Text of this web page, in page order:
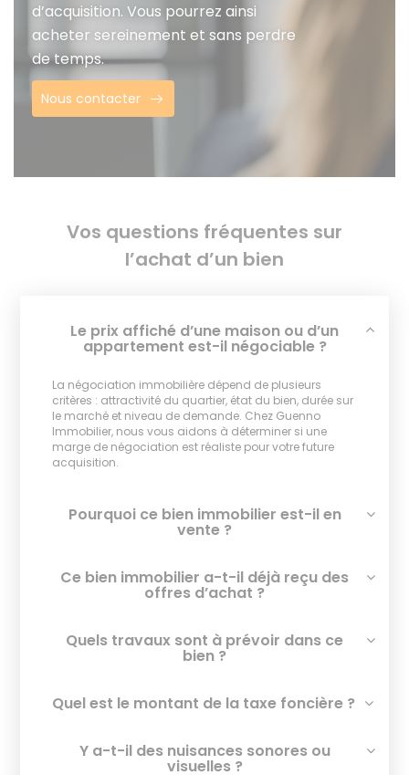
d’acquisition. Vous pourrez ainsi
acheter sereinement et sans perdre
de temps.
Nous contacter
Vos questions fréquentes sur
l’achat d’un bien
Le prix affiché d’une maison ou d’un
appartement est-il négociable ?
La négociation immobilière dépend de plusieurs
critères : attractivité du quartier, état du bien, durée sur
le marché et niveau de demande. Chez Guenno
Immobilier, nous vous aidons à déterminer si une
marge de négociation est réaliste pour votre future
acquisition.
Pourquoi ce bien immobilier est-il en
vente ?
Ce bien immobilier a-t-il déjà reçu des
offres d’achat ?
Quels travaux sont à prévoir dans ce
bien ?
Quel est le montant de la taxe foncière ?
Y a-t-il des nuisances sonores ou
visuelles ?